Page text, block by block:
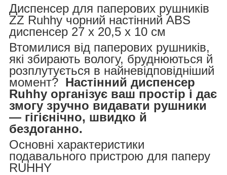
Диспенсер для паперових рушників
ZZ Ruhhy чорний настінний ABS
диспенсер 27 x 20,5 x 10 см
Втомилися від паперових рушників,
які збирають вологу, бруднюються й
розплутується в найневідповідніший
момент? Настінний диспенсер
Ruhhy організує ваш простір і дає
змогу зручно видавати рушники
— гігієнічно, швидко й
бездоганно.
Основні характеристики
подавального пристрою для паперу
RUHHY